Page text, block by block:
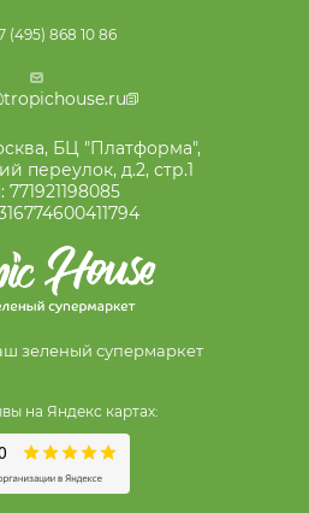
(495) 868 10 86
БЦ "Платформа",
переулок, д.2, стр.1
зеленый супермаркет
на Яндекс картах: